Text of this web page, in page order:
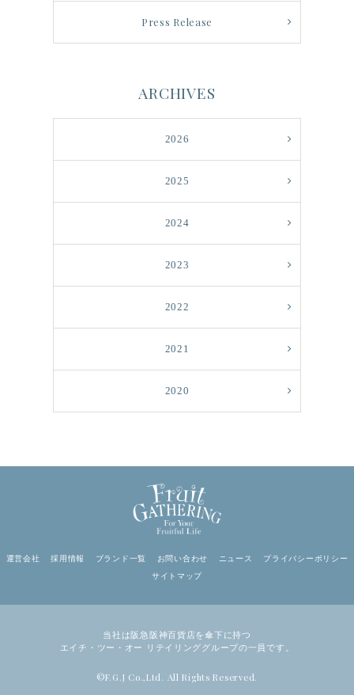
Press Release
ARCHIVES
2026
2025
2024
2023
2022
2021
2020
運営会社 採用情報 ブランド一覧 お問い合わせ ニュース
プライバシーポリシー
サイトマップ
当社は阪急阪神百貨店を傘下に持つ
エイチ・ツー・オー リテイリンググループの一員です。
©F.G.J Co.,Ltd. All Rights Reserved.